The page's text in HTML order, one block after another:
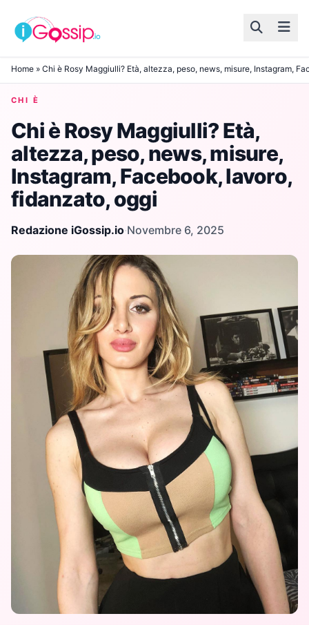
Skip to content
Home » Chi è Rosy Maggiulli? Età, altezza, peso, news, misure, Instagram,
CHI È
Chi è Rosy Maggiulli? Età,
altezza, peso, news, misure,
Instagram, Facebook, lavoro,
fidanzato, oggi
Redazione iGossip.io·Novembre 6, 2025